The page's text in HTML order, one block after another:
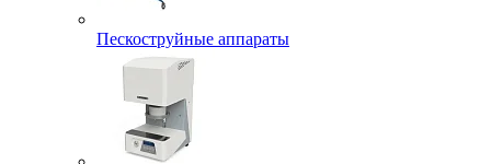
Пескоструйные аппараты